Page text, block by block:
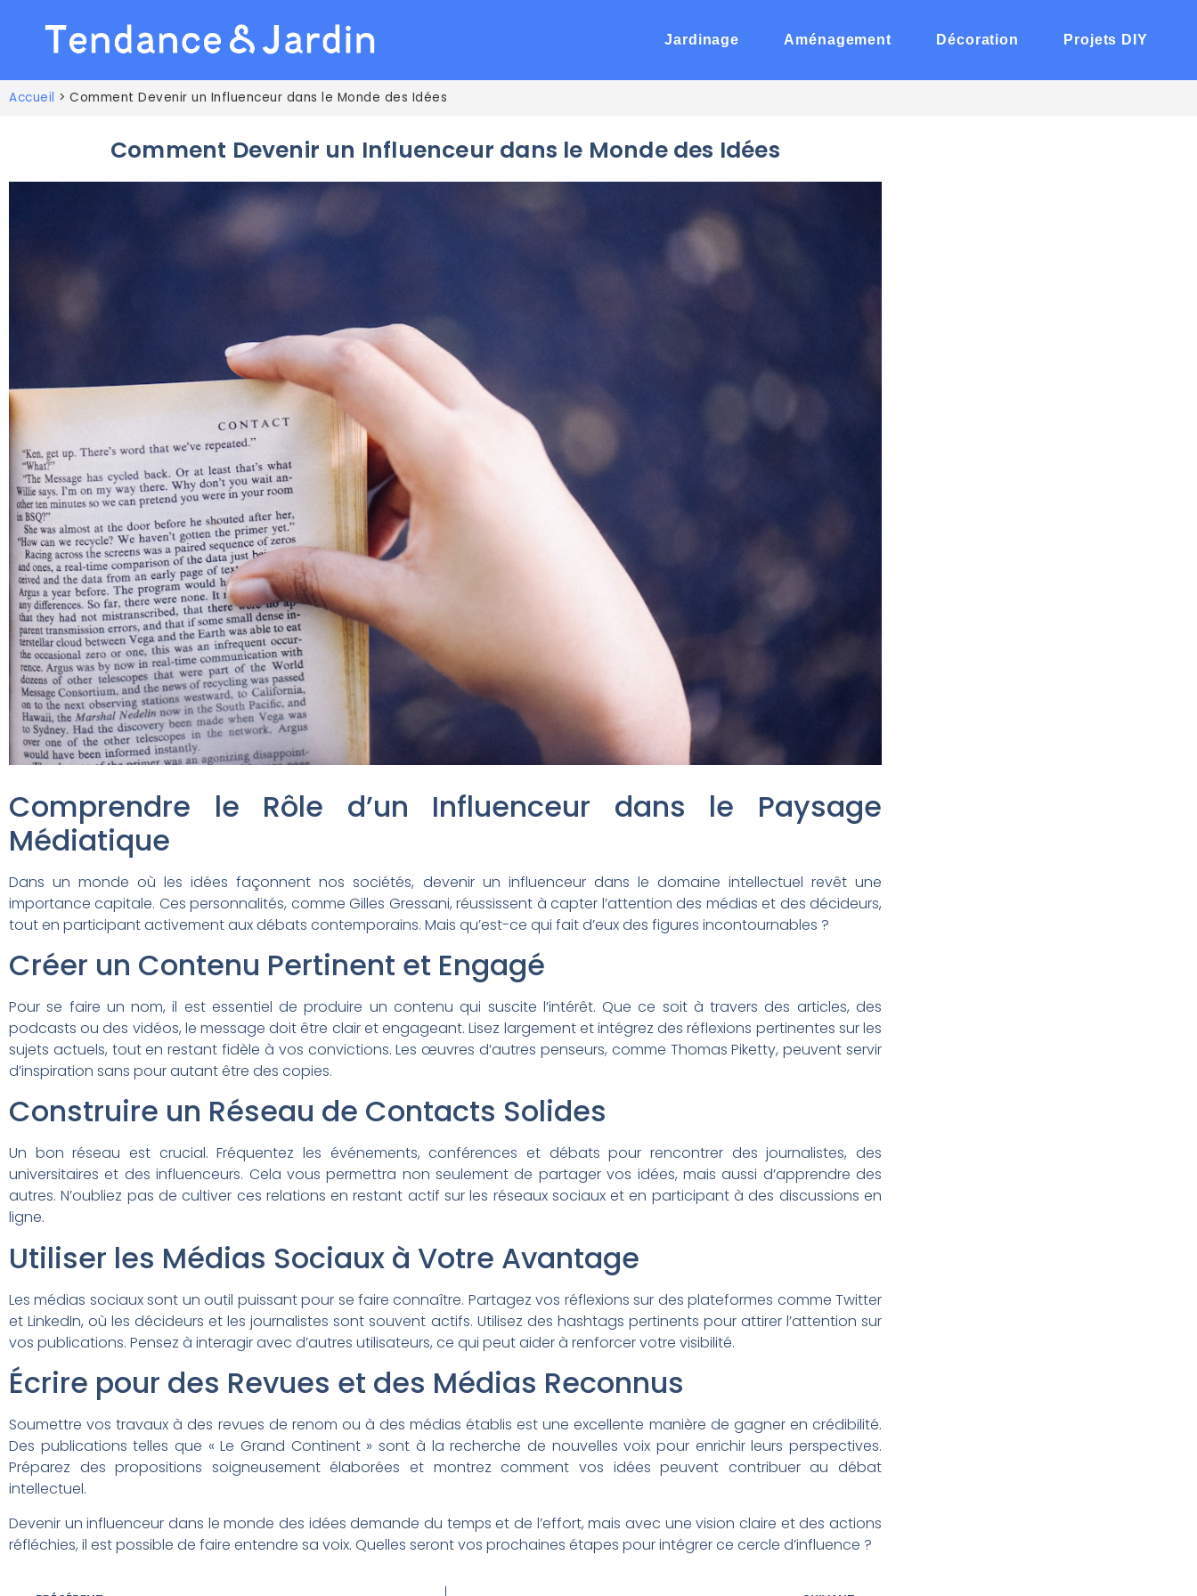
Jardinage Aménagement Décoration Projets DIY
Accueil > Comment Devenir un Influenceur dans le Monde des Idées
Comment Devenir un Influenceur dans le Monde des Idées
Comprendre le Rôle d’un Influenceur dans le Paysage
Médiatique
Dans un monde où les idées façonnent nos sociétés, devenir un influenceur dans le domaine intellectuel revêt une
importance capitale. Ces personnalités, comme Gilles Gressani, réussissent à capter l’attention des médias et des décideurs,
tout en participant activement aux débats contemporains. Mais qu’est-ce qui fait d’eux des figures incontournables ?
Créer un Contenu Pertinent et Engagé
Pour se faire un nom, il est essentiel de produire un contenu qui suscite l’intérêt. Que ce soit à travers des articles, des
podcasts ou des vidéos, le message doit être clair et engageant. Lisez largement et intégrez des réflexions pertinentes sur les
sujets actuels, tout en restant fidèle à vos convictions. Les œuvres d’autres penseurs, comme Thomas Piketty, peuvent servir
d’inspiration sans pour autant être des copies.
Construire un Réseau de Contacts Solides
Un bon réseau est crucial. Fréquentez les événements, conférences et débats pour rencontrer des journalistes, des
universitaires et des influenceurs. Cela vous permettra non seulement de partager vos idées, mais aussi d’apprendre des
autres. N’oubliez pas de cultiver ces relations en restant actif sur les réseaux sociaux et en participant à des discussions en
ligne.
Utiliser les Médias Sociaux à Votre Avantage
Les médias sociaux sont un outil puissant pour se faire connaître. Partagez vos réflexions sur des plateformes comme Twitter
et LinkedIn, où les décideurs et les journalistes sont souvent actifs. Utilisez des hashtags pertinents pour attirer l’attention sur
vos publications. Pensez à interagir avec d’autres utilisateurs, ce qui peut aider à renforcer votre visibilité.
Écrire pour des Revues et des Médias Reconnus
Soumettre vos travaux à des revues de renom ou à des médias établis est une excellente manière de gagner en crédibilité.
Des publications telles que « Le Grand Continent » sont à la recherche de nouvelles voix pour enrichir leurs perspectives.
Préparez des propositions soigneusement élaborées et montrez comment vos idées peuvent contribuer au débat
intellectuel.
Devenir un influenceur dans le monde des idées demande du temps et de l’effort, mais avec une vision claire et des actions
réfléchies, il est possible de faire entendre sa voix. Quelles seront vos prochaines étapes pour intégrer ce cercle d’influence ?